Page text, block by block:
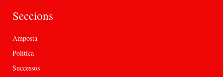
Seccions
Amposta
Política
Successos